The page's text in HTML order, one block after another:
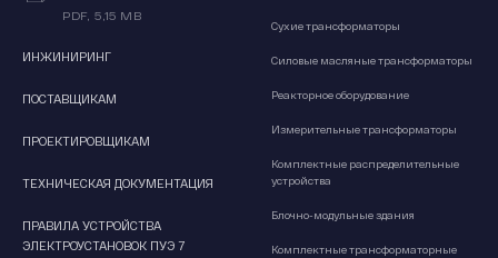
PDF, 5,15 MB
ИНЖИНИРИНГ
ПОСТАВЩИКАМ
ПРОЕКТИРОВЩИКАМ
ТЕХНИЧЕСКАЯ ДОКУМЕНТАЦИЯ
ПРАВИЛА УСТРОЙСТВА
ЭЛЕКТРОУСТАНОВОК ПУЭ 7
Сухие трансформаторы
Силовые масляные трансформаторы
Реакторное оборудование
Измерительные трансформаторы
Комплектные распределительные
устройства
Блочно-модульные здания
Комплектные трансформаторные